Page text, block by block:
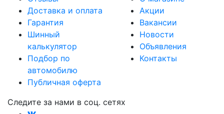
Доставка и оплата
Гарантия
Шинный
калькулятор
Подбор по
автомобилю
Публичная оферта
Акции
Вакансии
Новости
Объявления
Контакты
Следите за нами в соц. сетях